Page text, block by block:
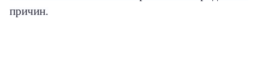
причин.